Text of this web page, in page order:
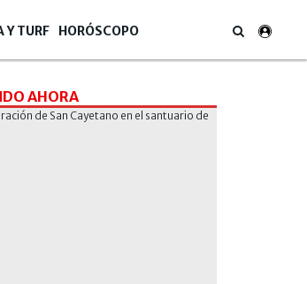
Y TURF HORÓSCOPO
AHORA